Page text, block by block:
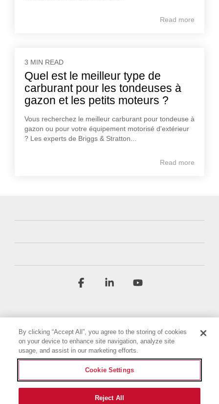
Read more
3 MIN READ
Quel est le meilleur type de
carburant pour les tondeuses à
gazon et les petits moteurs ?
Vous recherchez le meilleur carburant pour tondeuse à
gazon ou pour votre équipement motorisé d'extérieur
? Les experts de Briggs & Stratton...
Read more
Conditions générales
Politique de confidentialité
Déclaration d'accessibilité
Mentions légales
Paramètres des cookies
Facebook Linkedin
By clicking “Accept All”, you agree to the storing of cookies
on your device to enhance site navigation, analyze site
usage, and assist in our marketing efforts.
Cookie Settings
Reject All